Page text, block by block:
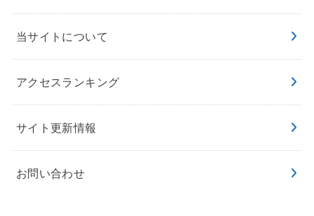
当サイトについて
アクセスランキング
サイト更新情報
お問い合わせ